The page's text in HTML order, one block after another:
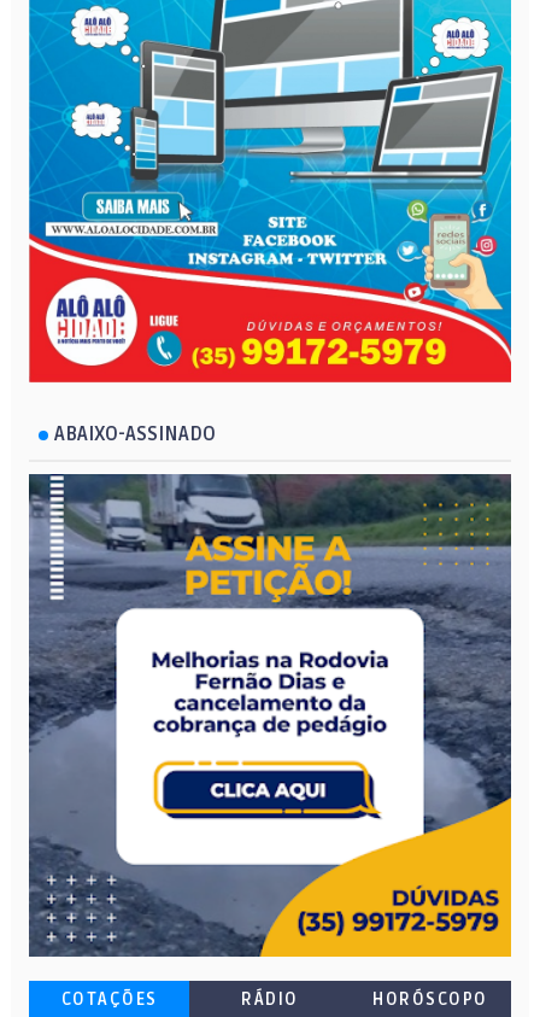
ABAIXO-ASSINADO
COTAÇÕES RÁDIO HORÓSCOPO